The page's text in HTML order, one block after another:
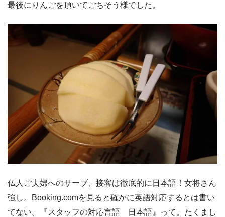
最後にりんごを頂いてごちそう様でした。
仏人ご夫婦へのサーブ、接客は徹底的に日本語！女将さん
強し。Booking.comを見ると確かに英語対応するとは書い
てない。『スタッフの対応言語 日本語』って。たくまし